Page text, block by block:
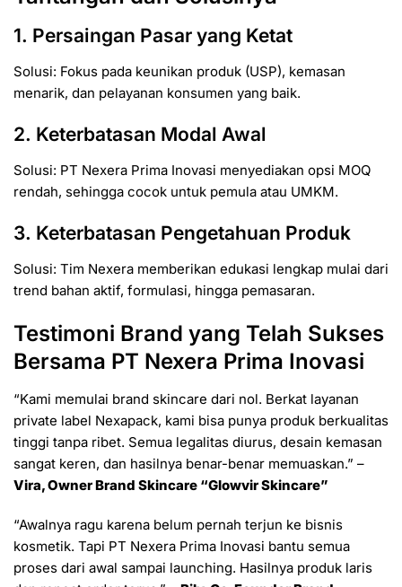
1. Persaingan Pasar yang Ketat
Solusi: Fokus pada keunikan produk (USP), kemasan
menarik, dan pelayanan konsumen yang baik.
2. Keterbatasan Modal Awal
Solusi: PT Nexera Prima Inovasi menyediakan opsi MOQ
rendah, sehingga cocok untuk pemula atau UMKM.
3. Keterbatasan Pengetahuan Produk
Solusi: Tim Nexera memberikan edukasi lengkap mulai dari
trend bahan aktif, formulasi, hingga pemasaran.
Testimoni Brand yang Telah Sukses
Bersama PT Nexera Prima Inovasi
“Kami memulai brand skincare dari nol. Berkat layanan
private label Nexapack, kami bisa punya produk berkualitas
tinggi tanpa ribet. Semua legalitas diurus, desain kemasan
sangat keren, dan hasilnya benar-benar memuaskan.” –
Vira, Owner Brand Skincare “Glowvir Skincare”
“Awalnya ragu karena belum pernah terjun ke bisnis
kosmetik. Tapi PT Nexera Prima Inovasi bantu semua
proses dari awal sampai launching. Hasilnya produk laris